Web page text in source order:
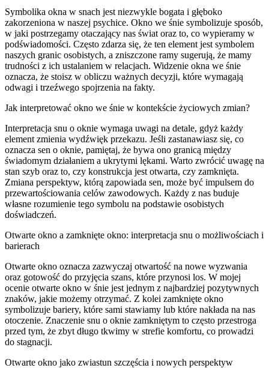
Symbolika okna w snach jest niezwykle bogata i głęboko
zakorzeniona w naszej psychice. Okno we śnie symbolizuje sposób,
w jaki postrzegamy otaczający nas świat oraz to, co wypieramy w
podświadomości. Często zdarza się, że ten element jest symbolem
naszych granic osobistych, a zniszczone ramy sugerują, że mamy
trudności z ich ustalaniem w relacjach. Widzenie okna we śnie
oznacza, że stoisz w obliczu ważnych decyzji, które wymagają
odwagi i trzeźwego spojrzenia na fakty.
Jak interpretować okno we śnie w kontekście życiowych zmian?
Interpretacja snu o oknie wymaga uwagi na detale, gdyż każdy
element zmienia wydźwięk przekazu. Jeśli zastanawiasz się, co
oznacza sen o oknie, pamiętaj, że bywa ono granicą między
świadomym działaniem a ukrytymi lękami. Warto zwrócić uwagę na
stan szyb oraz to, czy konstrukcja jest otwarta, czy zamknięta.
Zmiana perspektyw, którą zapowiada sen, może być impulsem do
przewartościowania celów zawodowych. Każdy z nas buduje
własne rozumienie tego symbolu na podstawie osobistych
doświadczeń.
Otwarte okno a zamknięte okno: interpretacja snu o możliwościach i
barierach
Otwarte okno oznacza zazwyczaj otwartość na nowe wyzwania
oraz gotowość do przyjęcia szans, które przynosi los. W mojej
ocenie otwarte okno w śnie jest jednym z najbardziej pozytywnych
znaków, jakie możemy otrzymać. Z kolei zamknięte okno
symbolizuje bariery, które sami stawiamy lub które nakłada na nas
otoczenie. Znaczenie snu o oknie zamkniętym to często przestroga
przed tym, że zbyt długo tkwimy w strefie komfortu, co prowadzi
do stagnacji.
Otwarte okno jako zwiastun szczęścia i nowych perspektyw